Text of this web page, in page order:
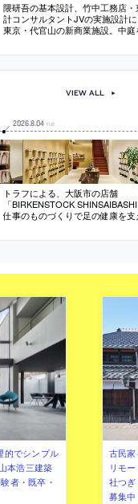
隈研吾の基本設計、竹中工務店・
計コンサルタントJVの実施設計
東京・代官山の新商業施設。中庭
住宅が積層するプログラム
2026.8.04 TUE
トラフによる、大阪市の店舗
「BIRKENSTOCK
仕事のものづくりで足の健康を支
現を求め、“地面・素材・奥行の
構築
VIEW ALL
的でシンプル
本浩三建築
者・既卒・
古民
リモ
社つ
募集中